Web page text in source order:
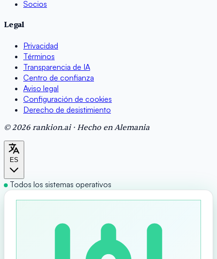
Socios
Legal
Privacidad
Términos
Transparencia de IA
Centro de confianza
Aviso legal
Configuración de cookies
Derecho de desistimiento
© 2026 rankion.ai · Hecho en Alemania
ES
Todos los sistemas operativos